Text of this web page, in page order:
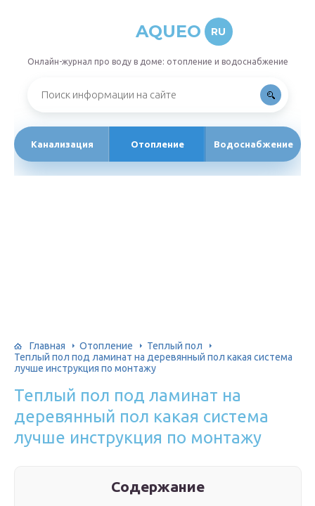
AQUEO RU
Онлайн-журнал про воду в доме: отопление и водоснабжение
Канализация Отопление Водоснабжение
Главная Отопление
Теплый пол
Теплый пол под ламинат на деревянный пол какая система
лучше инструкция по монтажу
Теплый пол под ламинат на
деревянный пол какая система
лучше инструкция по монтажу
Содержание